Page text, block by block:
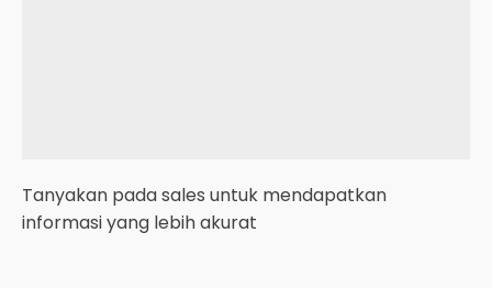
Tanyakan pada sales untuk mendapatkan
informasi yang lebih akurat